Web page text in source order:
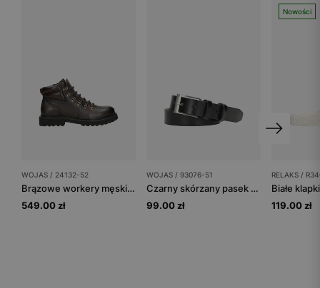
WOJAS / 24132-52
Brązowe workery męskie ze skóry licowej
549.00 zł
WOJAS / 93076-51
Czarny skórzany pasek męski ze srebrną klamrą
99.00 zł
Nowości
RELAKS /
119.00 zł